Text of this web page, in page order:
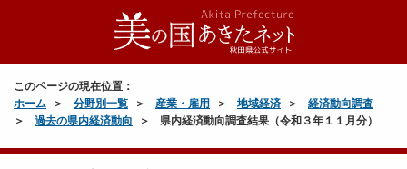
このページの現在位置：
ホーム
分野別一覧 産業・雇用 地域経済
経済動向調査
過去の県内経済動向
県内経済動向調査結果（令和３年１１月分）